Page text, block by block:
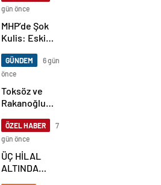
gün önce
MHP’de Şok
Kulis: Eski
Sahnede!
Korkmaz Yol
Vermiyor
GÜNDEM
6 gün
önce
Toksöz ve
Rakanoğlu
Acı Günü
ÖZEL HABER
7
gün önce
ÜÇ HİLAL
ALTINDA